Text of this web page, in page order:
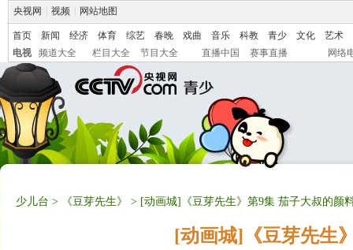
央视网 视频 网站地图
首页 新闻 经济 体育 综艺 春晚 戏曲 音乐 科教 青少 文化
艺术
电视
频道大全 栏目大全 节目大全 直播中国 赛事直播 网络
少儿台 > 《豆芽先生》 > [动画城]《豆芽先生》第9集 茄子大叔的颜
[动画城]《豆芽先生